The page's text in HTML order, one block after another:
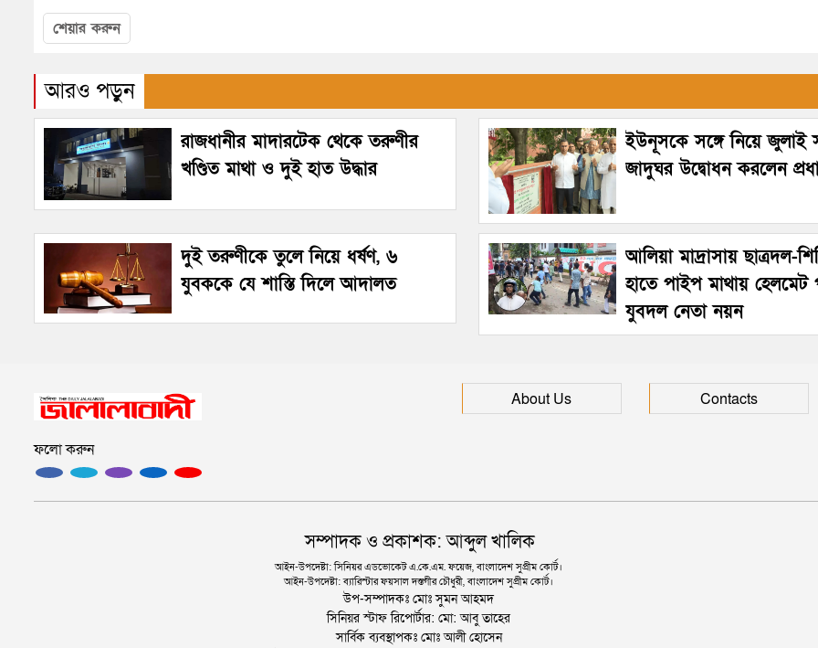
শেয়ার করুন
আরও পড়ুন
রাজধানীর মাদারটেক থেকে তরুণীর
খণ্ডিত মাথা ও দুই হাত উদ্ধার
ইউনূসকে সঙ্গে নিয়ে জুলাই
জাদুঘর উদ্বোধন করলেন
দুই তরুণীকে তুলে নিয়ে ধর্ষণ, ৬
যুবককে যে শাস্তি দিলে আদালত
আলিয়া মাদ্রাসায় ছাত্রদল-
হাতে পাইপ মাথায় হেলমেট
যুবদল নেতা নয়ন
ফলো করুন
About Us Contacts
সম্পাদক ও প্রকাশক: আব্দুল খালিক
আইন-উপদেষ্টা: সিনিয়র এডভোকেট এ.কে.এম. ফয়েজ, বাংলাদেশ সুপ্রীম কোর্ট।
আইন-উপদেষ্টা: ব্যারিস্টার ফয়সাল দস্তগীর চৌধুরী, বাংলাদেশ সুপ্রীম কোর্ট।
উপ-সম্পাদকঃ মোঃ সুমন আহমদ
সিনিয়র স্টাফ রিপোর্টার: মো: আবু তাহের
সার্বিক ব্যবস্থাপকঃ মোঃ আলী হোসেন